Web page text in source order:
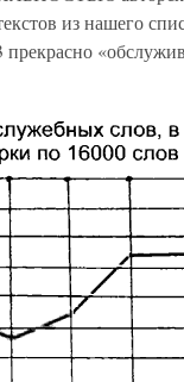
из нашего
прекрасно